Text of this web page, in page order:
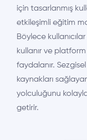
için tasarlanmış
etkileşimli eğitim
Böylece
kullanır ve
faydalanır.
kaynakları
yolculuğunu
getirir.